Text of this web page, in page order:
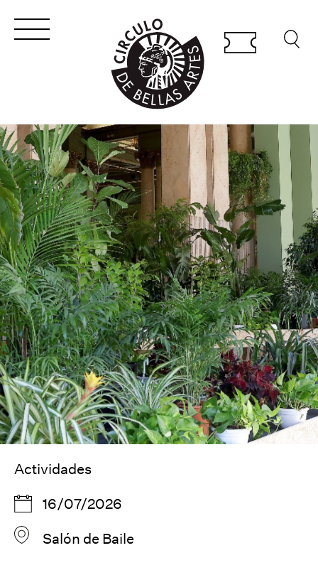
Actividades
16/07/2026
Salón de Baile